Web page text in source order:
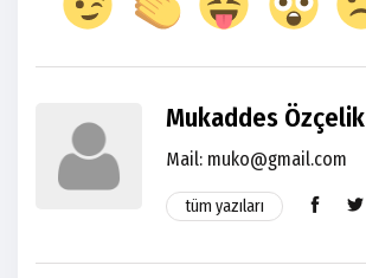
Mukaddes Özçelik
Mail: muko@gmail.com
tüm yazıları